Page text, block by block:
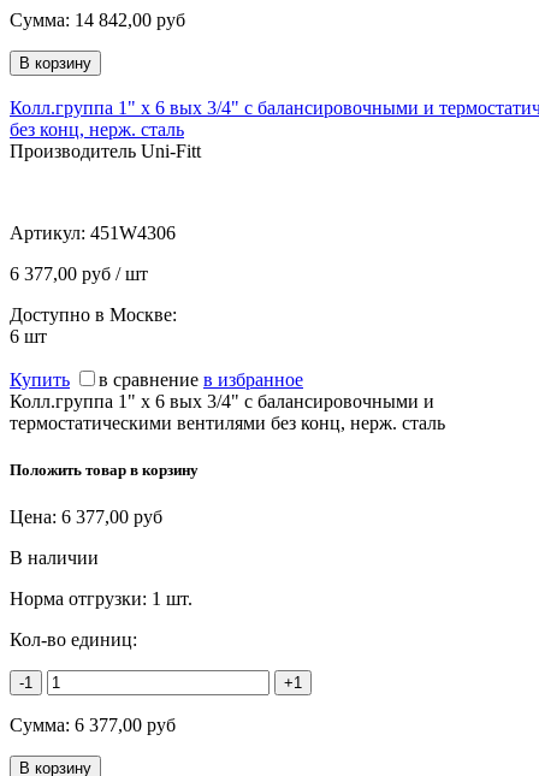
Сумма: 14 842,00 руб
Колл.группа 1" х 6 вых 3/4" с балансировочными и
без конц, нерж. cталь
Производитель Uni-Fitt
Артикул: 451W4306
6 377,00 руб / шт
Доступно в Москве:
6 шт
Купить в сравнение в избранное
Колл.группа 1" х 6 вых 3/4" с балансировочными и
термостатическими вентилями без конц, нерж. cталь
Положить товар в корзину
Цена: 6 377,00 руб
В наличии
Норма отгрузки: 1 шт.
Кол-во единиц:
-1 +1
Сумма: 6 377,00 руб